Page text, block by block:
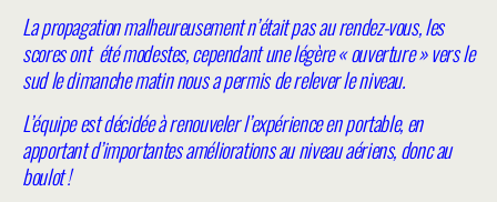
La propagation malheureusement n’était pas au rendez-vous, les
scores ont été modestes, cependant une légère « ouverture » vers le
sud le dimanche matin nous a permis de relever le niveau.
L’équipe est décidée à renouveler l’expérience en portable, en
apportant d’importantes améliorations au niveau aériens, donc au
boulot !